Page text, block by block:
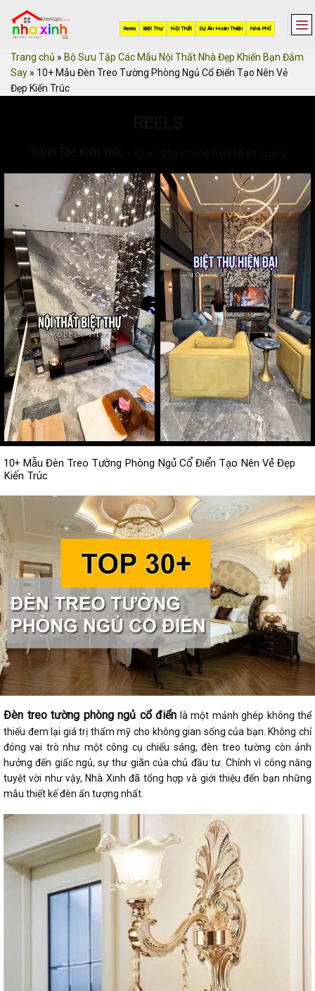
content
Trang chủ » Bộ Sưu Tập Các Mẫu Nội Thất Nhà Đẹp Khiến Bạn Đắm
Say » 10+ Mẫu Đèn Treo Tường Phòng Ngủ Cổ Điển Tạo Nên Vẻ
Đẹp Kiến Trúc
10+ Mẫu Đèn Treo Tường Phòng Ngủ Cổ Điển Tạo Nên Vẻ Đẹp
Kiến Trúc
Đèn treo tường phòng ngủ cổ điển là một mảnh ghép không thể
thiếu đem lại giá trị thẩm mỹ cho không gian sống của bạn. Không chỉ
đóng vai trò như một công cụ chiếu sáng, đèn treo tường còn ảnh
hưởng đến giấc ngủ, sự thư giãn của chủ đầu tư. Chính vì công năng
tuyệt vời như vậy, Nhà Xinh đã tổng hợp và giới thiệu đến bạn những
mẫu thiết kế đèn ấn tượng nhất.
Nhà Phố
Dự Án Hoàn Thiện
Nội Thất
Biệt Thự
Reels